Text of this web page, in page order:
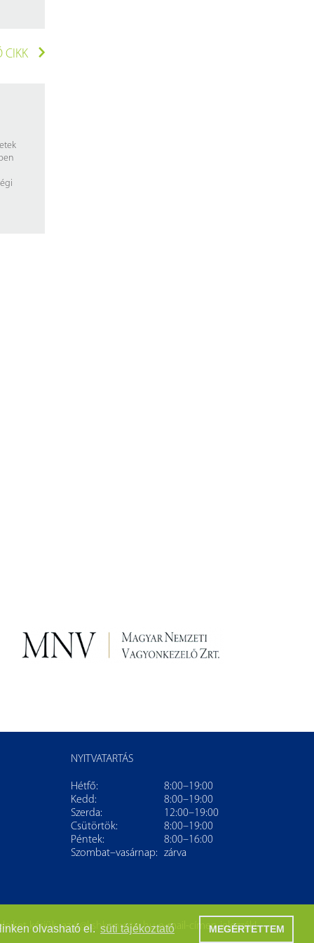
olvasható el. süti tájékoztató MEGÉRTETTEM
CIKK
NYITVATARTÁS
Hétfő:
8:00–19:00
Kedd:
8:00–19:00
Szerda:
12:00–19:00
Csütörtök:
8:00–19:00
Péntek:
8:00–16:00
Szombat–vasárnap:
zárva
kérjük, azit@kshkonyvtar.hue-mail-címen jelezzék!